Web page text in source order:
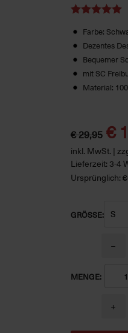
Farbe:
Dezentes
Bequemer
mit SC
Material:
€ 29,95 €
inkl. MwSt. |
Lieferzeit: 3-4
Ursprünglich:
GRÖSSE:
MENGE:
−
+